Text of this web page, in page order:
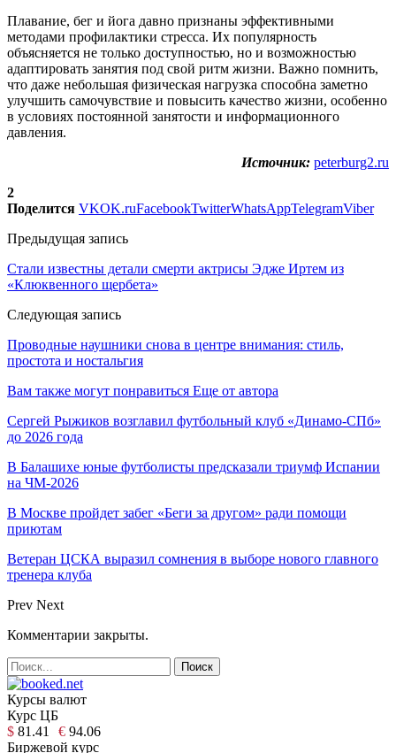
Плавание, бег и йога давно признаны эффективными
методами профилактики стресса. Их популярность
объясняется не только доступностью, но и возможностью
адаптировать занятия под свой ритм жизни. Важно помнить,
что даже небольшая физическая нагрузка способна заметно
улучшить самочувствие и повысить качество жизни, особенно
в условиях постоянной занятости и информационного
давления.
Источник: peterburg2.ru
2
Поделится VKOK.ruFacebookTwitterWhatsAppTelegramViber
Предыдущая запись
Стали известны детали смерти актрисы Эдже Иртем из
«Клюквенного щербета»
Следующая запись
Проводные наушники снова в центре внимания: стиль,
простота и ностальгия
Вам также могут понравиться Еще от автора
Сергей Рыжиков возглавил футбольный клуб «Динамо-СПб»
до 2026 года
В Балашихе юные футболисты предсказали триумф Испании
на ЧМ-2026
В Москве пройдет забег «Беги за другом» ради помощи
приютам
Ветеран ЦСКА выразил сомнения в выборе нового главного
тренера клуба
Prev Next
Комментарии закрыты.
Курсы валют
Курс ЦБ
$ 81.41 € 94.06
Биржевой курс